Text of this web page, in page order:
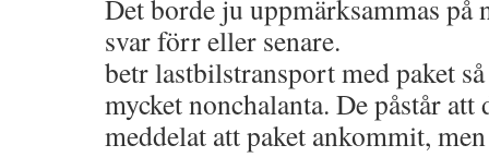
Det borde ju uppmärksammas på
svar förr eller senare.
betr lastbilstransport med paket
mycket nonchalanta. De påstår
meddelat att paket ankommit,